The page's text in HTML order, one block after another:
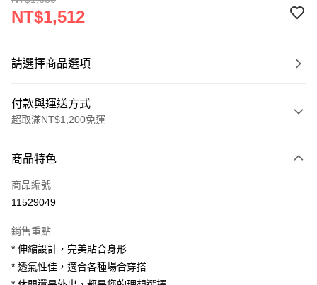
NT$1,512
請選擇商品選項
付款與運送方式
超取滿NT$1,200免運
信用卡一次付款
超商取貨付款
Apple Pay
街口支付
商品特色
商品編號
11529049
銷售重點
* 伸縮設計，完美貼合身形
* 透氣性佳，適合各種場合穿搭